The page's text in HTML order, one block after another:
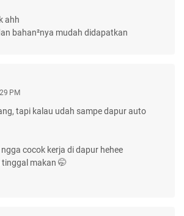
ahh
bahan²nya mudah didapatkan
PM
tapi kalau udah sampe dapur auto
cocok kerja di dapur hehee
makan 🤭